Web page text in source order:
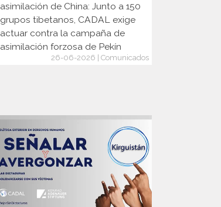
asimilación de China: Junto a 150
grupos tibetanos, CADAL exige
actuar contra la campaña de
asimilación forzosa de Pekín
26-06-2026 | Comunicados